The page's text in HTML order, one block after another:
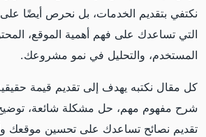
نكتفي بتقديم الخدمات، بل نحرص أيضًا
التي تساعدك على فهم أهمية الموقع،
المستخدم، والتحليل في نمو مشروعك.
كل مقال نكتبه يهدف إلى تقديم قيمة
شرح مفهوم مهم، حل مشكلة شائعة،
تقديم نصائح تساعدك على تحسين موقعك